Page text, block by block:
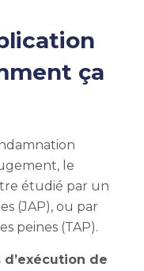
ça
le
étudié par un
(JAP), ou par
peines (TAP).
de